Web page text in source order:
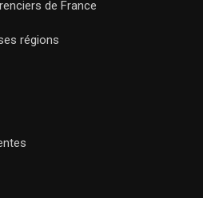
de France
régions